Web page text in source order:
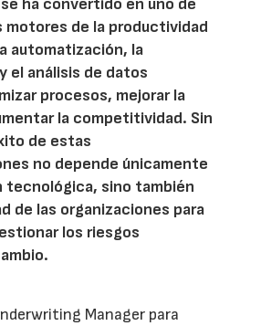
ha convertido en uno de
motores de la productividad
automatización, la
el análisis de datos
procesos, mejorar la
la competitividad. Sin
de estas
no depende únicamente
tecnológica, sino también
de las organizaciones para
los riesgos
Manager para